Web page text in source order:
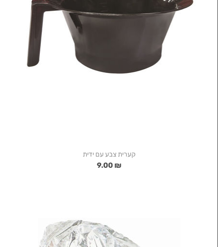
קערית צבע עם ידית
₪ 9.00